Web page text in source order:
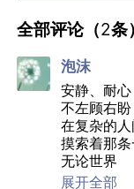
全部评论（2条）
泡沫
安静、耐心
不左顾右
在复杂的人
摸索着那
无论世界
变化何如
展开全部